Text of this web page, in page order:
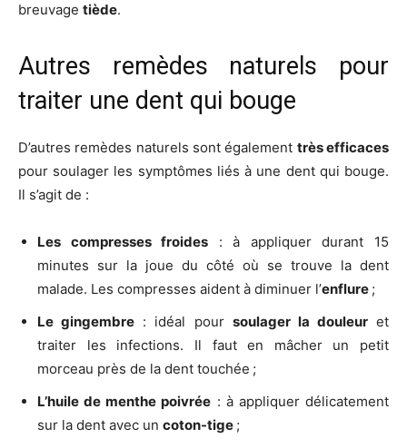
breuvage tiède.
Autres remèdes naturels pour
traiter une dent qui bouge
D’autres remèdes naturels sont également très efficaces
pour soulager les symptômes liés à une dent qui bouge.
Il s’agit de :
Les compresses froides : à appliquer durant 15
minutes sur la joue du côté où se trouve la dent
malade. Les compresses aident à diminuer l’enflure ;
Le gingembre : idéal pour soulager la douleuret
traiter les infections. Il faut en mâcher un petit
morceau près de la dent touchée ;
L’huile de menthe poivrée : à appliquer délicatement
sur la dent avec un coton-tige ;